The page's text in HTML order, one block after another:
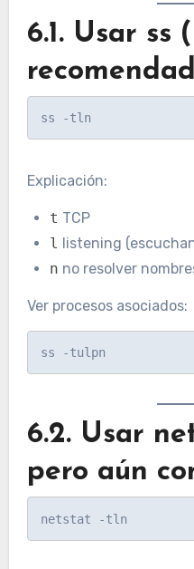
6.1. Usar ss
Explicación:
t TCP
l listening
n no resolver
Ver procesos asociados:
6.2. Usar
pero aún